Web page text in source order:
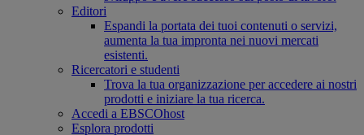
Editori
Espandi la portata dei tuoi contenuti o servizi,
aumenta la tua impronta nei nuovi mercati
esistenti.
Ricercatori e studenti
Trova la tua organizzazione per accedere ai nostri
prodotti e iniziare la tua ricerca.
Accedi a EBSCOhost
Esplora prodotti